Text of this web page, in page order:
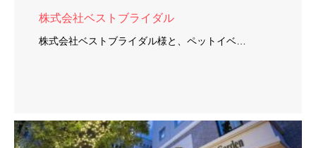
株式会社ベストブライダル
株式会社ベストブライダル様と、ペットイベ…